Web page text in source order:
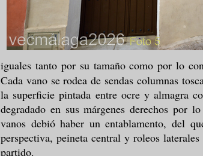
iguales tanto por su tamaño como por lo
Cada vano se rodea de sendas columnas
la superficie pintada entre ocre y almagra
degradado en sus márgenes derechos por
vanos debió haber un entablamento, del
perspectiva, peineta central y roleos
partido.